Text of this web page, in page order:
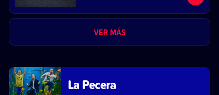
VER MÁS
La Pecera